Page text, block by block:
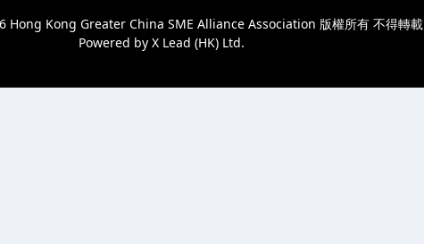
Kong Greater China SME Alliance Association 版權所有 不得轉載
Powered by X Lead (HK) Ltd.